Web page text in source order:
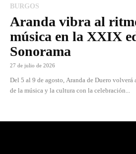
BURGOS
Aranda vibra al
música en la XXIX
Sonorama
27 de julio de 2026
Del 5 al 9 de agosto, Aranda de Duero volverá
de la música y la cultura con la celebración...